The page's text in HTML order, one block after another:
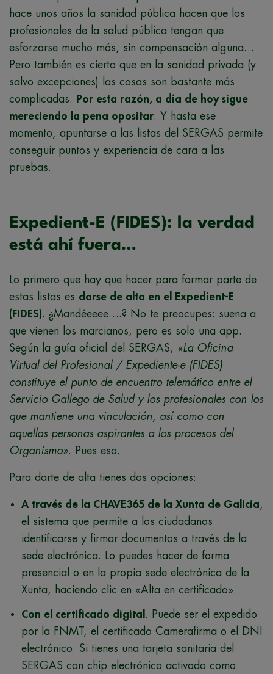
hace unos años la sanidad pública hacen que los
profesionales de la salud pública tengan que
esforzarse mucho más, sin compensación alguna…
Pero también es cierto que en la sanidad privada (y
salvo excepciones) las cosas son bastante más
complicadas.
Por esta razón, a día de hoy sigue
mereciendo la pena opositar. Y hasta ese
momento, apuntarse a las listas del SERGAS permite
conseguir puntos y experiencia de cara a las
pruebas.
Expedient-E (FIDES): la verdad
está ahí fuera…
Lo primero que hay que hacer para formar parte de
estas listas es darse de alta en el Expedient-E
(FIDES). ¿Mandéeeee….? No te preocupes: suena a
que vienen los marcianos, pero es solo una app.
Según la guía oficial del SERGAS, «La Oficina
Virtual del Profesional / Expediente-e (FIDES)
constituye el punto de encuentro telemático entre el
Servicio Gallego de Salud y los profesionales con los
que mantiene una vinculación, así como con
aquellas personas aspirantes a los procesos del
Organismo». Pues eso.
Para darte de alta tienes dos opciones:
A través de la CHAVE365 de la Xunta de Galicia,
el sistema que permite a los ciudadanos
identificarse y firmar documentos a través de la
sede electrónica. Lo puedes hacer de forma
presencial o en la propia sede electrónica de la
Xunta, haciendo clic en «Alta en certificado».
Con el certificado digital . Puede ser el expedido
por la FNMT, el certificado Camerafirma o el DNI
electrónico. Si tienes una tarjeta sanitaria del
SERGAS con chip electrónico activado como